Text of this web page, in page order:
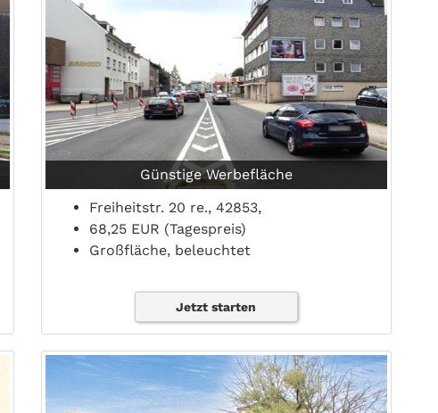
Günstige Werbefläche
Freiheitstr. 20 re., 42853,
68,25 EUR (Tagespreis)
Großfläche, beleuchtet
Jetzt starten